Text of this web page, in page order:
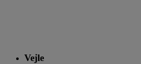
Vejle